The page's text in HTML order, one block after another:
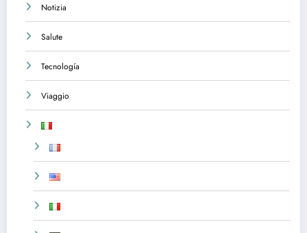
Notizia
Salute
Tecnología
Viaggio